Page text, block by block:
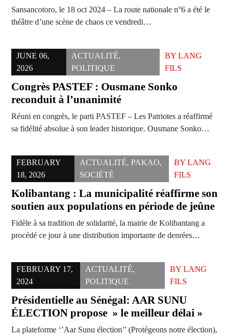
Sansancotoro, le 18 oct 2024 – La route nationale n°6 a été le
théâtre d’une scène de chaos ce vendredi…
JUNE 06,
2026
ACTUALITÉ,
POLITIQUE
BY LANG
FILS
Congrès PASTEF : Ousmane Sonko
reconduit à l’unanimité
Réuni en congrès, le parti PASTEF – Les Patriotes a réaffirmé
sa fidélité absolue à son leader historique. Ousmane Sonko…
FEBRUARY
18, 2026
ACTUALITÉ,PAKAO,
SOCIÉTÉ
BY LANG
FILS
Kolibantang : La municipalité réaffirme son
soutien aux populations en période de jeûne
Fidèle à sa tradition de solidarité, la mairie de Kolibantang a
procédé ce jour à une distribution importante de denrées…
FEBRUARY 17,
2024
ACTUALITÉ,
POLITIQUE
BY LANG
FILS
Présidentielle au Sénégal: AAR SUNU
ÉLECTION propose » le meilleur délai »
La plateforme ‘’Aar Sunu élection’’ (Protégeons notre élection),